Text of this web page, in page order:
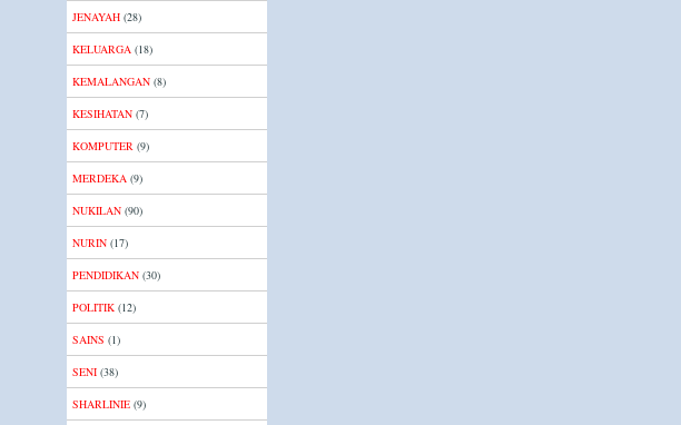
JENAYAH (28)
KELUARGA (18)
KEMALANGAN (8)
KESIHATAN (7)
KOMPUTER (9)
MERDEKA (9)
NUKILAN (90)
NURIN (17)
PENDIDIKAN (30)
POLITIK (12)
SAINS (1)
SENI (38)
SHARLINIE (9)